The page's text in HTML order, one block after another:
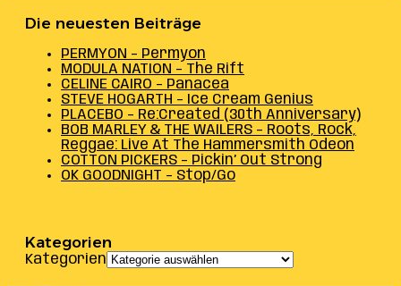
Die neuesten Beiträge
PERMYON – Permyon
MODULA NATION – The Rift
CELINE CAIRO – Panacea
STEVE HOGARTH – Ice Cream Genius
PLACEBO – Re:Created (30th Anniversary)
BOB MARLEY & THE WAILERS – Roots, Rock,
Reggae: Live At The Hammersmith Odeon
COTTON PICKERS – Pickin’ Out Strong
OK GOODNIGHT – Stop/Go
Kategorien
Kategorien